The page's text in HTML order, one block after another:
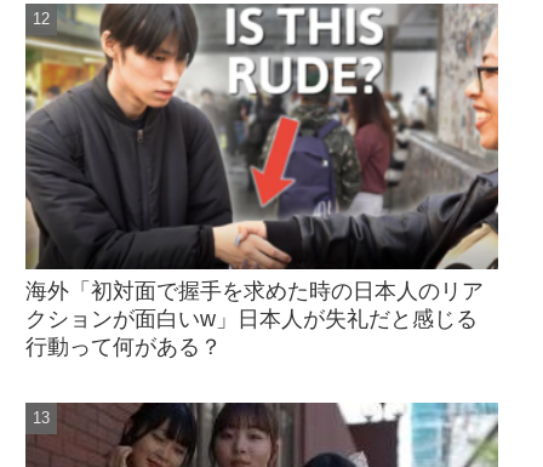
海外「初対面で握手を求めた時の日本人のリア
クションが面白いw」日本人が失礼だと感じる
行動って何がある？